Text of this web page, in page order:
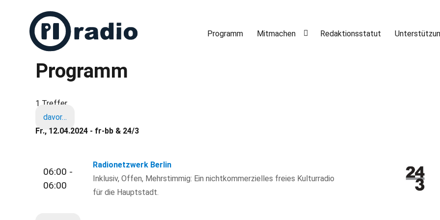
Freies Radio in Berlin
Programm Mitmachen Redaktionsstatut
Programm
1 Treffer
davor…
Fr., 12.04.2024 - fr-bb & 24/3
06:00 -
06:00
Radionetzwerk Berlin
Inklusiv, Offen, Mehrstimmig: Ein nichtkommerzielles freies Kulturradio
für die Hauptstadt.